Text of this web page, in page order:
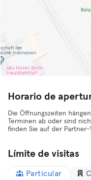
Horario de
Die Öffnungszeiten
Terminen ab oder sind
finden Sie auf der Partner-
Límite de visitas
Particular